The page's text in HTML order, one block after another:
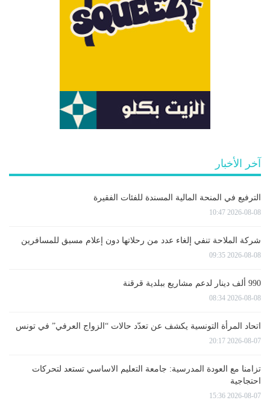
آخر الأخبار
الترفيع في المنحة المالية المسندة للفئات الفقيرة
2026-08-08 10:47
شركة الملاحة تنفي إلغاء عدد من رحلاتها دون إعلام مسبق للمسافرين
2026-08-08 09:35
990 ألف دينار لدعم مشاريع ببلدية قرقنة
2026-08-08 08:34
اتحاد المرأة التونسية يكشف عن تعدّد حالات “الزواج العرفي” في تونس
2026-08-07 20:17
تزامنا مع العودة المدرسية: جامعة التعليم الاساسي تستعد لتحركات
احتجاجية
2026-08-07 15:36